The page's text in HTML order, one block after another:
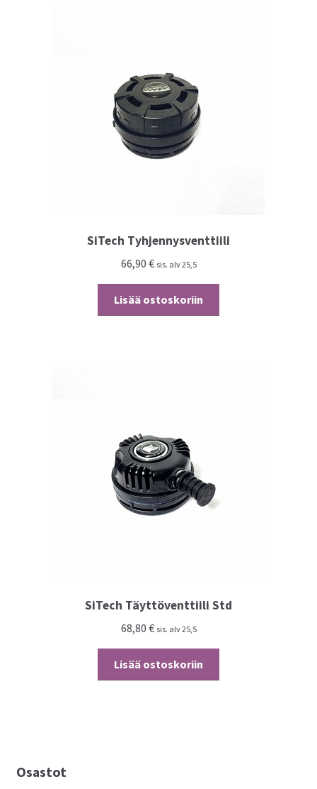
SiTech Tyhjennysventtiili
66,90 € sis. alv 25,5
Lisää ostoskoriin
SiTech Täyttöventtiili Std
68,80 € sis. alv 25,5
Lisää ostoskoriin
Osastot